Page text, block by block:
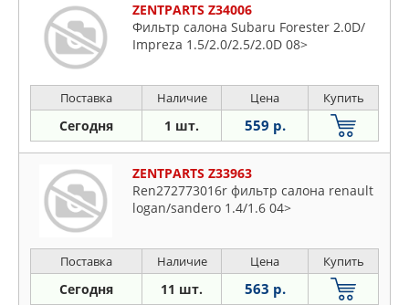
ZENTPARTS Z34006
Фильтр салона Subaru Forester 2.0D/
Impreza 1.5/2.0/2.5/2.0D 08>
Поставка Наличие Цена Купить
Сегодня 1 шт. 559 р.
ZENTPARTS Z33963
Ren272773016r фильтр салона renault
logan/sandero 1.4/1.6 04>
Поставка Наличие Цена Купить
Сегодня 11 шт. 563 р.